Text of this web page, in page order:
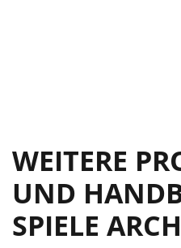
WEITERE
UND
SPIELE